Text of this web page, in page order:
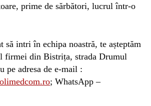
prime de sărbători, lucrul într-o
să intri în echipa noastră, te așteptăm
firmei din Bistrița, strada Drumul
pe adresa de e-mail :
; WhatsApp –